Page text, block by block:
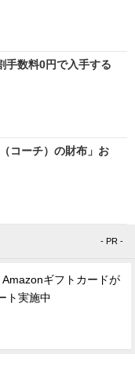
手数料0円で入手する
コーチ）の財布」お
- PR -
Amazonギフトカードが
ト実施中